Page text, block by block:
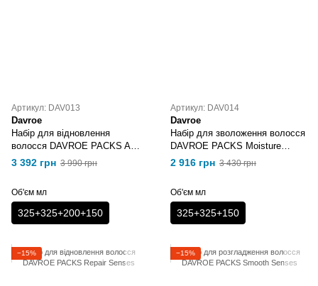
Артикул: DAV013
Davroe
Набір для відновлення
волосся DAVROE PACKS A
Gibt Of Wellness Repair Senses
3 392 грн 3 990 грн
Об'єм мл
325+325+200+150
Артикул: DAV014
Davroe
Набір для зволоження волосся
DAVROE PACKS Moisture
Senses
2 916 грн 3 430 грн
Об'єм мл
325+325+150
−15% −15%